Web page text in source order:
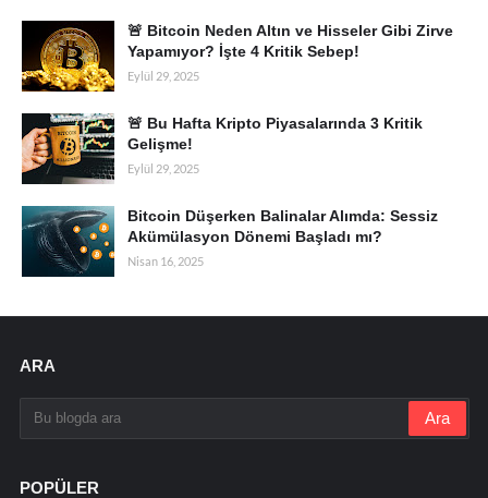
🚨 Bitcoin Neden Altın ve Hisseler Gibi Zirve
Yapamıyor? İşte 4 Kritik Sebep!
Eylül 29, 2025
🚨 Bu Hafta Kripto Piyasalarında 3 Kritik
Gelişme!
Eylül 29, 2025
Bitcoin Düşerken Balinalar Alımda: Sessiz
Akümülasyon Dönemi Başladı mı?
Nisan 16, 2025
ARA
POPÜLER